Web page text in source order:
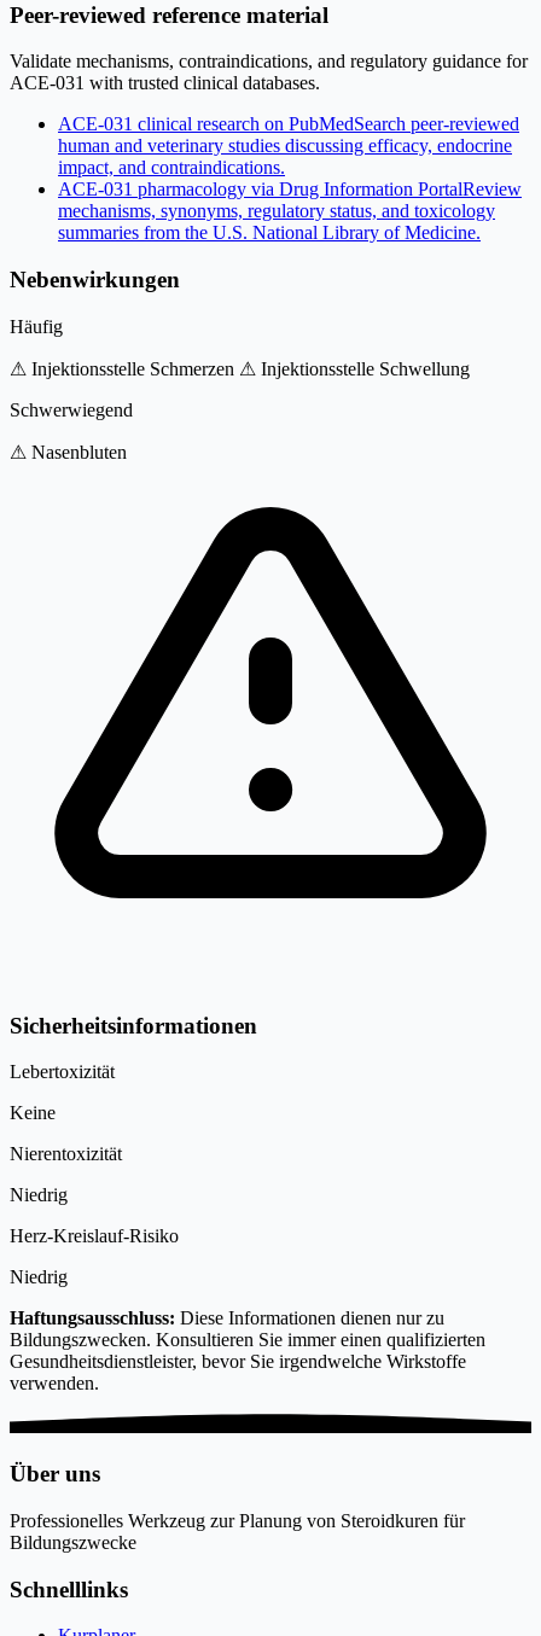
Peer-reviewed reference material
Validate mechanisms, contraindications, and regulatory guidance for
ACE-031 with trusted clinical databases.
ACE-031 clinical research on PubMedSearch peer-reviewed
human and veterinary studies discussing efficacy, endocrine
impact, and contraindications.
ACE-031 pharmacology via Drug Information PortalReview
mechanisms, synonyms, regulatory status, and toxicology
summaries from the U.S. National Library of Medicine.
Nebenwirkungen
Häufig
⚠ Injektionsstelle Schmerzen ⚠ Injektionsstelle Schwellung
Schwerwiegend
⚠ Nasenbluten
Sicherheitsinformationen
Lebertoxizität
Keine
Nierentoxizität
Niedrig
Herz-Kreislauf-Risiko
Niedrig
Haftungsausschluss: Diese Informationen dienen nur zu
Bildungszwecken. Konsultieren Sie immer einen qualifizierten
Gesundheitsdienstleister, bevor Sie irgendwelche Wirkstoffe
verwenden.
Über uns
Professionelles Werkzeug zur Planung von Steroidkuren für
Bildungszwecke
Schnelllinks